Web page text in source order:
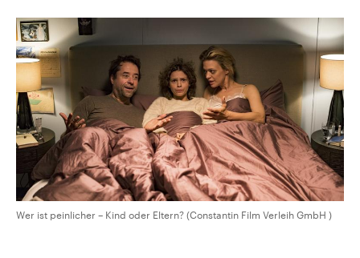
Wer ist peinlicher – Kind oder Eltern? (Constantin Film Verleih GmbH )